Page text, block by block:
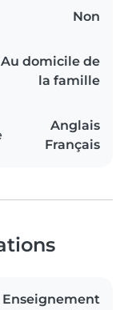
Non
Au domicile de
la famille
Anglais
Français
Enseignement